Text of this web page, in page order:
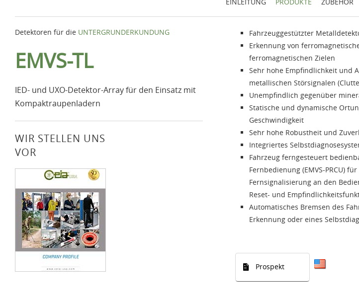
Detektoren für die UNTERGRUNDERKUNDUNG
EMVS-TL
IED- und UXO-Detektor-Array für den Einsatz mit
Kompaktraupenladern
WIR STELLEN UNS
VOR
Fahrzeuggestützter
Erkennung von
ferromagnetischen Zielen
Sehr hohe Empfindlichkeit und
metallischen Störsignalen
Unempfindlich gegenüber
Statische und dynamische
Geschwindigkeit
Sehr hohe Robustheit und
Integriertes
Fahrzeug ferngesteuert
Fernbedienung (EMVS-PRCU)
Fernsignalisierung an den
Reset- und
Automatisches Bremsen des
Erkennung oder eines
Prospekt